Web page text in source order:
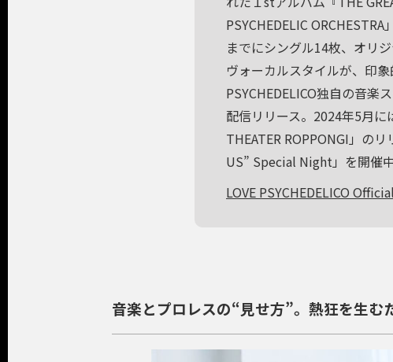
PSYCHEDELIC
までにシングル14枚、オリ
ヴォーカルスタイルが、印
PSYCHEDELICO独自の音
配信リリース。2024年5月
THEATER ROPPONGI」の
US” Special Night」を開催中
LOVE PSYCHEDELICO
音楽とプロレスの“見せ方”。熱狂を生む